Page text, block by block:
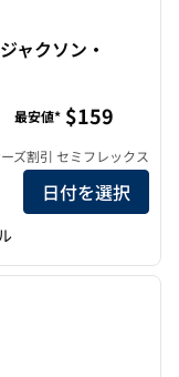
ャクソン・
ン・ノースリッジラ
最安値* $159
ズ割引 セミフレックス
日付を選択
1/12
次の